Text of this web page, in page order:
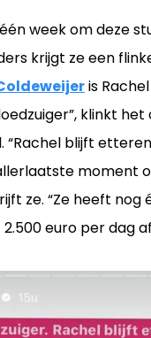
week om deze
krijgt ze een
is
klinkt
“Rachel blijft
moment
ze. “Ze heeft nog
euro per dag